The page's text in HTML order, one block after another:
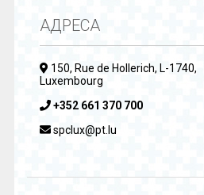
АДРЕСА
150, Rue de Hollerich, L-1740,
Luxembourg
+352 661 370 700
spclux@pt.lu